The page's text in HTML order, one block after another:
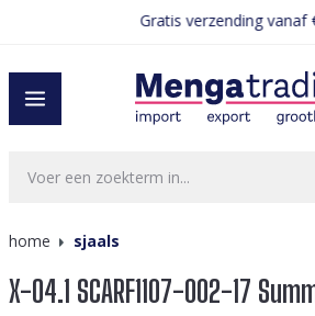
Gratis verzending vanaf
home sjaals
X-O4.1 SCARF1107-002-17